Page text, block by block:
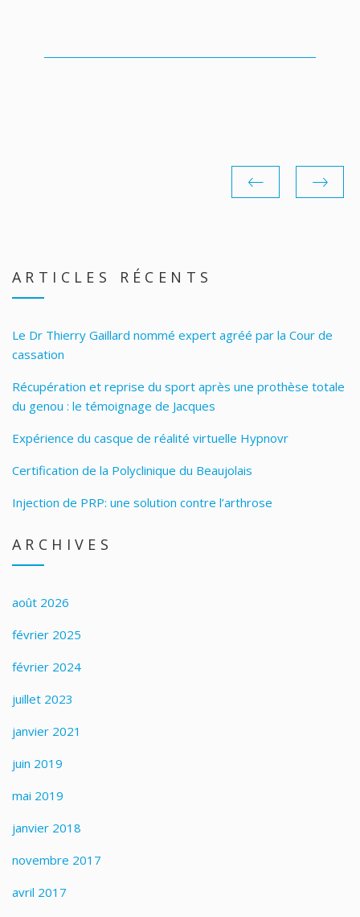
ARTICLES RÉCENTS
Le Dr Thierry Gaillard nommé expert agréé par la Cour de
cassation
Récupération et reprise du sport après une prothèse totale
du genou : le témoignage de Jacques
Expérience du casque de réalité virtuelle Hypnovr
Certification de la Polyclinique du Beaujolais
Injection de PRP: une solution contre l’arthrose
ARCHIVES
août 2026
février 2025
février 2024
juillet 2023
janvier 2021
juin 2019
mai 2019
janvier 2018
novembre 2017
avril 2017